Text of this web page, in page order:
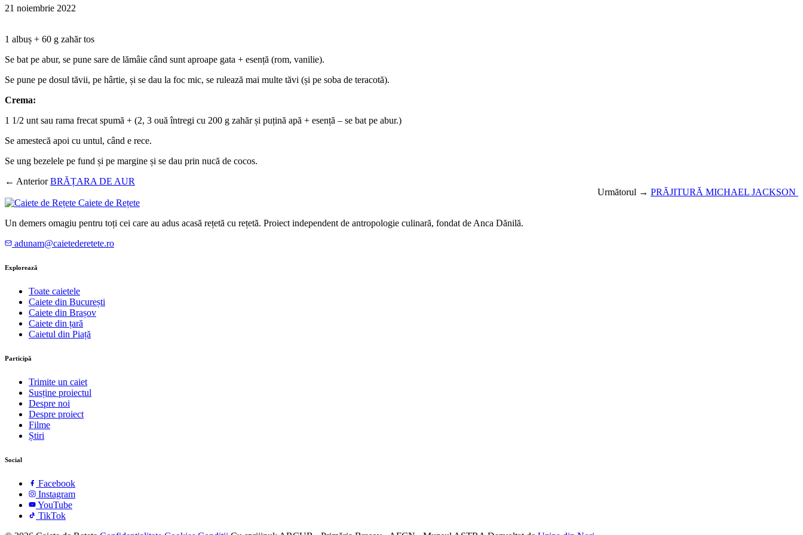
21 noiembrie 2022
1 albuș + 60 g zahăr tos
Se bat pe abur, se pune sare de lămâie când sunt aproape gata + esență (rom, vanilie).
Se pune pe dosul tăvii, pe hârtie, și se dau la foc mic, se rulează mai multe tăvi (și pe soba de teracotă).
Crema:
1 1/2 unt sau rama frecat spumă + (2, 3 ouă întregi cu 200 g zahăr și puțină apă + esență – se bat pe abur.)
Se amestecă apoi cu untul, când e rece.
Se ung bezelele pe fund și pe margine și se dau prin nucă de cocos.
← Anterior BRĂȚARA DE AUR
Următorul → PRĂJITURĂ MICHAEL JACKSON
Caiete de Rețete
Un demers omagiu pentru toți cei care au adus acasă rețetă cu rețetă. Proiect independent de antropologie culinară, fondat de Anca Dănilă.
adunam@caietederetete.ro
Explorează
Toate caietele
Caiete din București
Caiete din Brașov
Caiete din țară
Caietul din Piață
Participă
Trimite un caiet
Susține proiectul
Despre noi
Despre proiect
Filme
Știri
Social
Facebook
Instagram
YouTube
TikTok